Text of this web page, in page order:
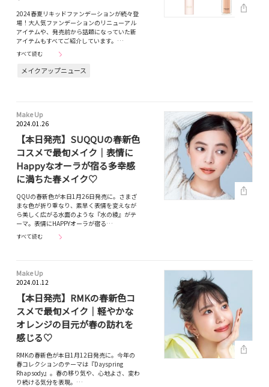
2024春夏リキッドファンデーションが続々登
場！大人気ファンデーションのリニューアル
アイテムや、発売前から話題になっていた新
アイテムもすべてご紹介しています。…
すべて読む
メイクアップニュース
Make Up
2024.01.26
【本日発売】SUQQUの春新色
コスメで最旬メイク｜表情に
Happyなオーラが宿る多幸感
に満ちた春メイク♡
QQUの春新色が本日1月26日発売に。さまざ
まな色が折り重なり、素早く表情を変えなが
ら美しく広がる水面のような『水の綾』がテ
ーマ。表情にHAPPYオーラが宿る…
すべて読む
Make Up
2024.01.12
【本日発売】RMKの春新色コ
スメで最旬メイク｜軽やかな
オレンジの目元が春の訪れを
感じる♡
RMKの春新色が本日1月12日発売に。今年の
春コレクションのテーマは『Dayspring
Rhapsody』。春の移り気や、心地よさ、変わ
り続ける気分を表現。…